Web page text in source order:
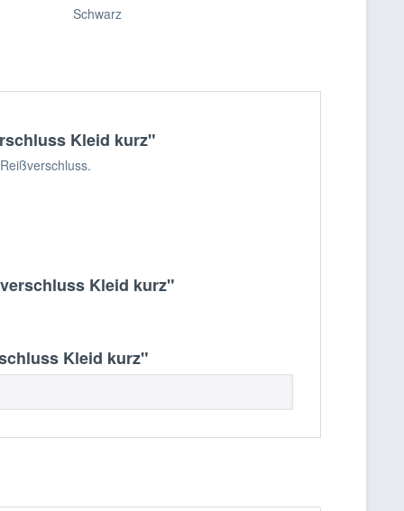
Schwarz
Kleid kurz"
Kleid kurz"
Kleid kurz"